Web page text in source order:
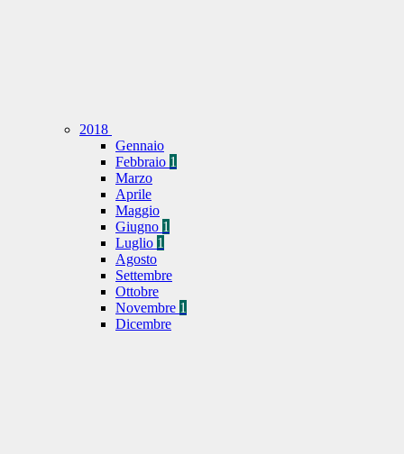
2018
Gennaio
Febbraio 1
Marzo
Aprile
Maggio
Giugno 1
Luglio 1
Agosto
Settembre
Ottobre
Novembre 1
Dicembre